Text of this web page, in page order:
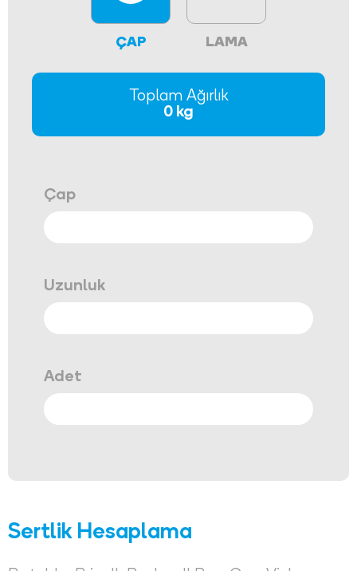
ÇAP LAMA
Çap
Uzunluk
Adet
Toplam Ağırlık
0 kg
Sertlik Hesaplama